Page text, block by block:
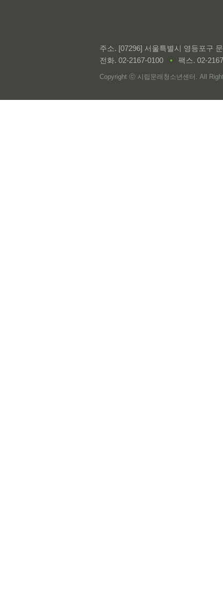
주소. [07296] 서울특별시 영등포구
전화. 02-2167-0100 팩스. 02-
Copyright ⓒ 시립문래청소년센터. All